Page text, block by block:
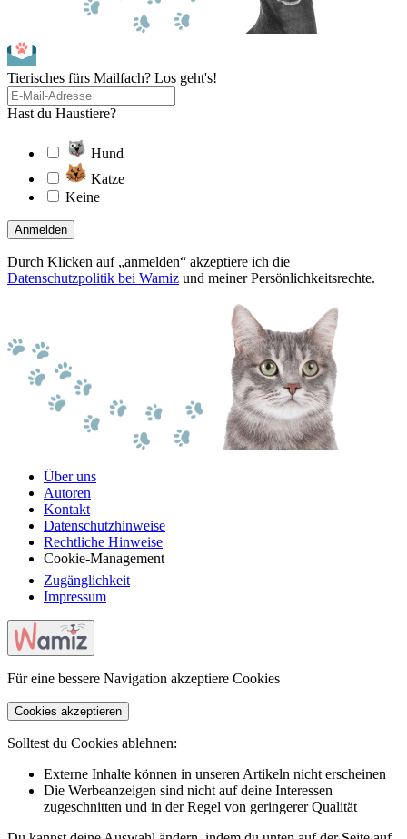
Tierisches fürs Mailfach? Los geht's!
Hast du Haustiere?
Hund
Katze
Keine
Anmelden
Durch Klicken auf „anmelden“ akzeptiere ich die
Datenschutzpolitik bei Wamiz und meiner Persönlichkeitsrechte.
Über uns
Autoren
Kontakt
Datenschutzhinweise
Rechtliche Hinweise
Cookie-Management
Zugänglichkeit
Impressum
Für eine bessere Navigation akzeptiere Cookies
Cookies akzeptieren
Solltest du Cookies ablehnen:
Externe Inhalte können in unseren Artikeln nicht erscheinen
Die Werbeanzeigen sind nicht auf deine Interessen
zugeschnitten und in der Regel von geringerer Qualität